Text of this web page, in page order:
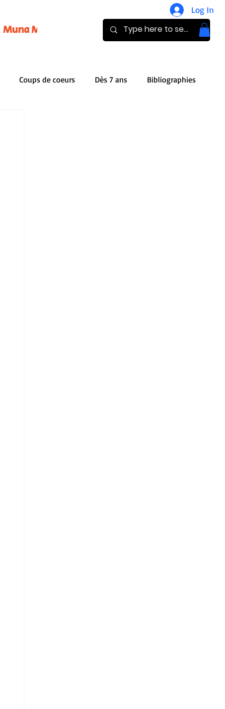
Muna Magazine Donate
Log In
Coups de coeurs Dès 7 ans Bibliographies